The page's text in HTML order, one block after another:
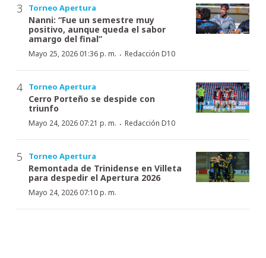
Torneo Apertura
Nanni: “Fue un semestre muy
positivo, aunque queda el sabor
amargo del final”
Mayo 25, 2026 01:36 p. m. · Redacción D10
Torneo Apertura
Cerro Porteño se despide con
triunfo
Mayo 24, 2026 07:21 p. m. · Redacción D10
Torneo Apertura
Remontada de Trinidense en Villeta
para despedir el Apertura 2026
Mayo 24, 2026 07:10 p. m.